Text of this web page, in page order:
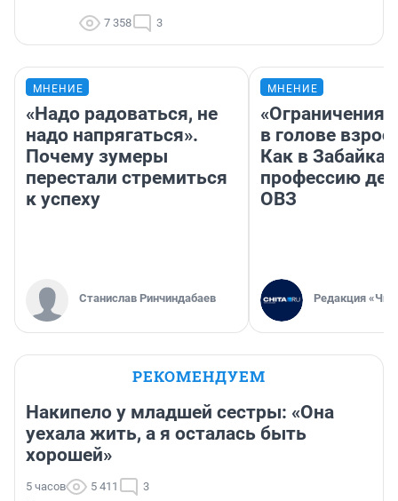
7 358 3
МНЕНИЕ
«Надо радоваться, не
надо напрягаться».
Почему зумеры
перестали стремиться
к успеху
Станислав Ринчиндабаев
МНЕНИЕ
«Ограничения
в голове
Как в
профессию
ОВЗ
Редакция
РЕКОМЕНДУЕМ
Накипело у младшей сестры: «Она
уехала жить, а я осталась быть
хорошей»
5 часов 5 411 3